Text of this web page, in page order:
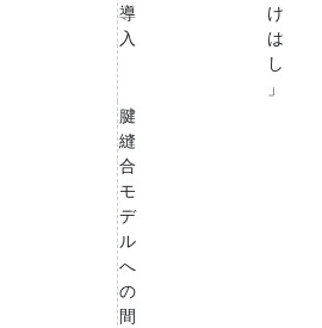
導
入
け
は
し
」
腱
縫
合
モ
デ
ル
へ
の
間